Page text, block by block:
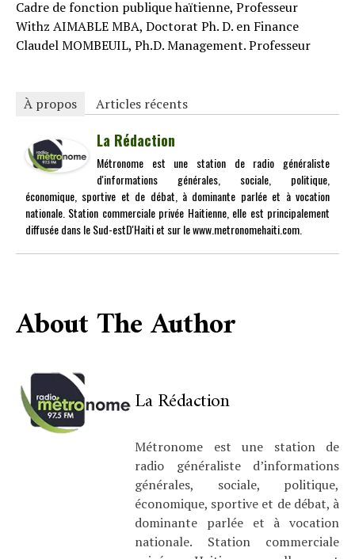
Cadre de fonction publique haïtienne, Professeur
Withz AIMABLE MBA, Doctorat Ph. D. en Finance
Claudel MOMBEUIL, Ph.D. Management. Professeur
À propos Articles récents
La Rédaction
Métronome est une station de radio généraliste
d'informations générales, sociale, politique,
économique, sportive et de débat, à dominante parlée et à vocation
nationale. Station commerciale privée Haitienne, elle est principalement
diffusée dans le Sud-estD'Haiti et sur le www.metronomehaiti.com.
About The Author
La Rédaction
Métronome est une station de
radio généraliste d’informations
générales, sociale, politique,
économique, sportive et de débat, à
dominante parlée et à vocation
nationale. Station commerciale